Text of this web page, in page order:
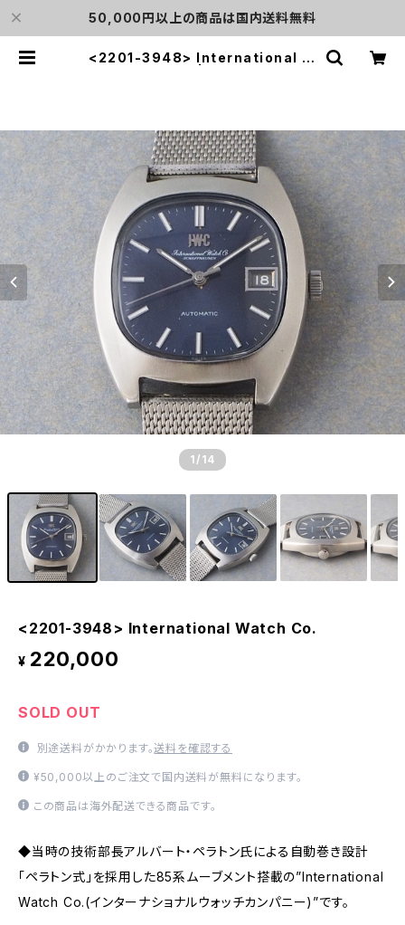
50,000円以上の商品は国内送料無料
<2201-3948> International W
1 /14
<2201-3948> International Watch Co.
¥ 220,000
SOLD OUT
別途送料がかかります。送料を確認する
¥50,000以上のご注文で国内送料が無料になります。
この商品は海外配送できる商品です。
◆当時の技術部長アルバート・ペラトン氏による自動巻き設計
「ペラトン式」を採用した85系ムーブメント搭載の”International
Watch Co.(インターナショナルウォッチカンパニー)”です。